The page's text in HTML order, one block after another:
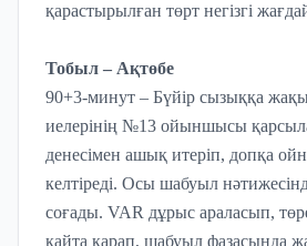
қарастырылған төрт негізгі
Тобыл – Ақтөбе
90+3-минут – Бүйір сызыққа
иелерінің №13 ойыншысы
денесімен ашық итеріп, допқа
келтіреді. Осы шабуыл
соғады. VAR дұрыс араласып,
қайта қарап, шабуыл фазасында